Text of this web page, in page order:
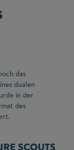
das
dualen
in der
des